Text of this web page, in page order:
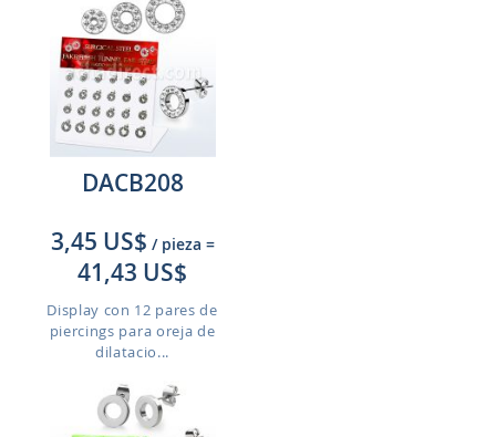
DACB208
3,45 US$ / pieza =
41,43 US$
Display con 12 pares de
piercings para oreja de
dilatacio...